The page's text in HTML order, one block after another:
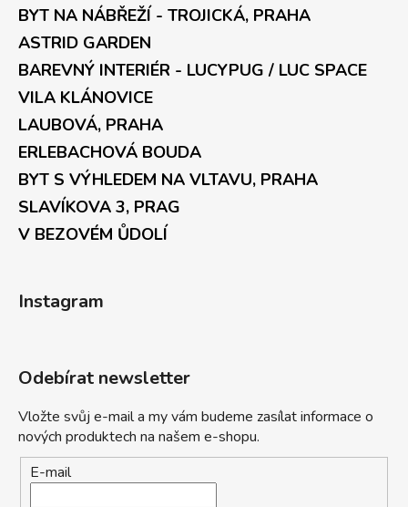
BYT NA NÁBŘEŽÍ - TROJICKÁ, PRAHA
ASTRID GARDEN
BAREVNÝ INTERIÉR - LUCYPUG / LUC SPACE
VILA KLÁNOVICE
LAUBOVÁ, PRAHA
ERLEBACHOVÁ BOUDA
BYT S VÝHLEDEM NA VLTAVU, PRAHA
SLAVÍKOVA 3, PRAG
V BEZOVÉM ŮDOLÍ
Instagram
Odebírat newsletter
Vložte svůj e-mail a my vám budeme zasílat informace o
nových produktech na našem e-shopu.
E-mail